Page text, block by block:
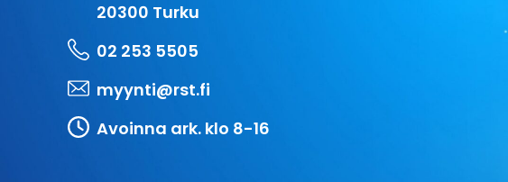
20300 Turku
02 253 5505
myynti@rst.fi
Avoinna ark. klo 8-16